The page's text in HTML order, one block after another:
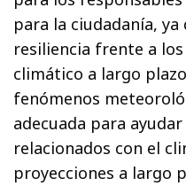
para la ciudadanía,
resiliencia frente a
climático a largo
fenómenos
adecuada para
relacionados con el
proyecciones a largo